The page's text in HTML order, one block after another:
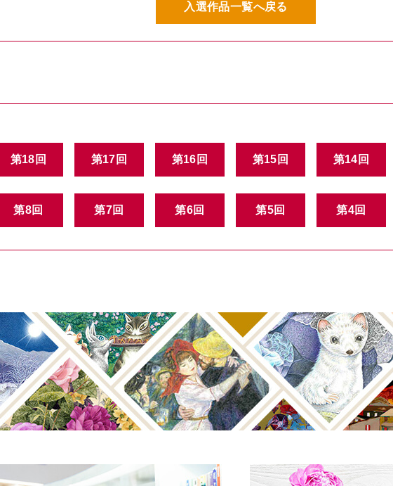
入選作品一覧へ戻る
第18回 第17回 第16回 第15回 第14回
第8回 第7回 第6回 第5回 第4回